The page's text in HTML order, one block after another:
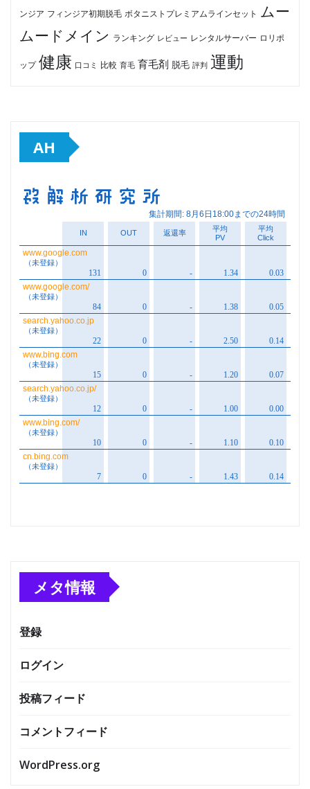
ンジア フィンジア初期脱毛 ボタニストプレミアムラインセット
ムー
ムードメイン ランキング レビュー レンタルサーバー ロリポ
ップ 健康 口コミ 比較 育毛 育毛剤 脱毛 評判 運動
AH
メタ情報
登録
ログイン
投稿フィード
コメントフィード
WordPress.org